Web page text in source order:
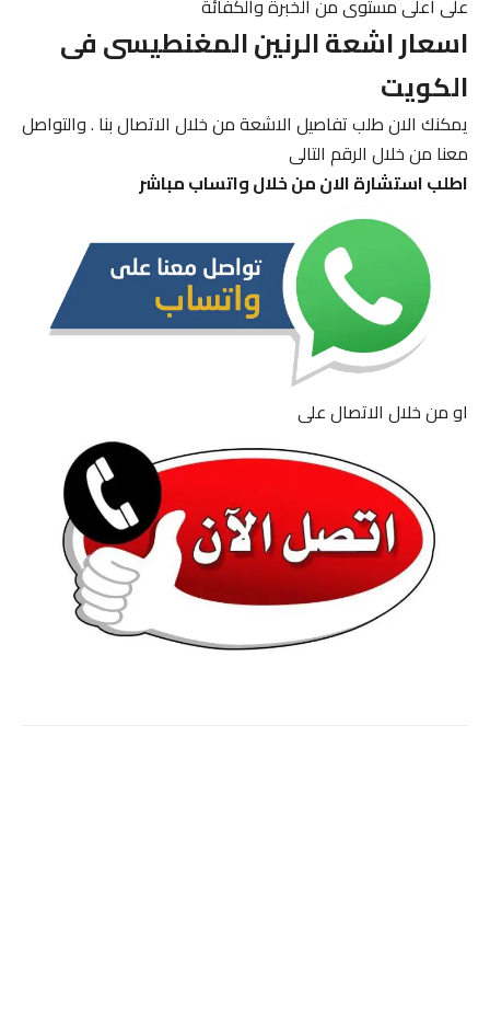
اسعار اشعة الرنين المغنطيسى فى
الكويت
يمكنك الان طلب تفاصيل الاشعة من خلال الاتصال بنا . والتواصل
معنا من خلال الرقم التالى
اطلب استشارة الان من خلال واتساب مباشر
او من خلال الاتصال على